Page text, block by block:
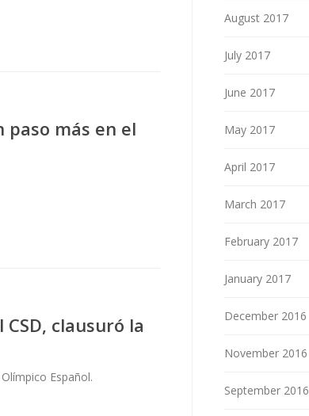
más en el
clausuró la
Español.
August 2017
July 2017
June 2017
May 2017
April 2017
March 2017
February 2017
January 2017
December 2016
November 2016
September 2016